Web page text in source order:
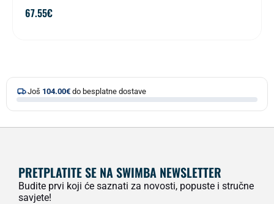
67.55€
Još 104.00€ do besplatne dostave
PRETPLATITE SE NA SWIMBA NEWSLETTER
Budite prvi koji će saznati za novosti, popuste i stručne
savjete!